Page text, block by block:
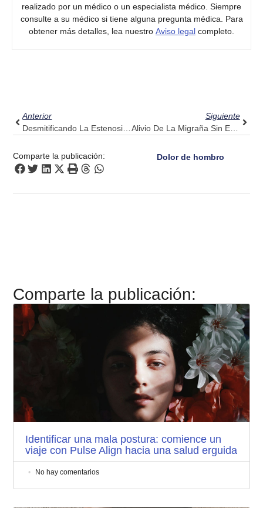
realizado por un médico o un especialista médico. Siempre
consulte a su médico si tiene alguna pregunta médica. Para
obtener más detalles, lea nuestro Aviso legal completo.
Anterior
Desmitificando La Estenosis Espinal: Una Perspectiva De Pulse Align Sobre La Comodidad Equilibrada
Siguiente
Alivio De La Migraña Sin Esfuerzo: Permita Que El Enfoque De Pulse Align Fomente Su Bienestar
Comparte la publicación: Dolor de hombro
Comparte la publicación:
Identificar una mala postura: comience un
viaje con Pulse Align hacia una salud erguida
No hay comentarios